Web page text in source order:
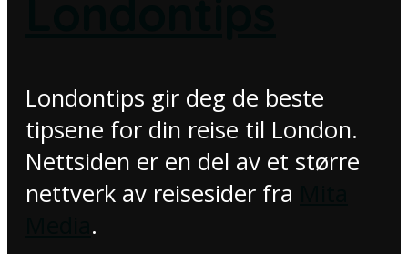
Londontips gir deg de beste
tipsene for din reise til London.
Nettsiden er en del av et større
nettverk av reisesider fra
.